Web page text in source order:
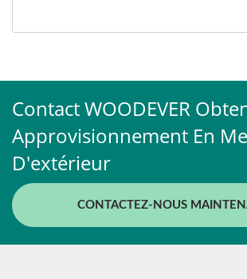
Contact WOODEVER
Approvisionnement En
D'extérieur
CONTACTEZ-NOUS